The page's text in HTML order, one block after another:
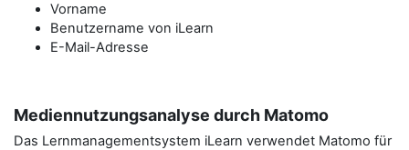
Vorname
Benutzername von iLearn
E-Mail-Adresse
Mediennutzungsanalyse durch Matomo
Das Lernmanagementsystem iLearn verwendet Matomo für